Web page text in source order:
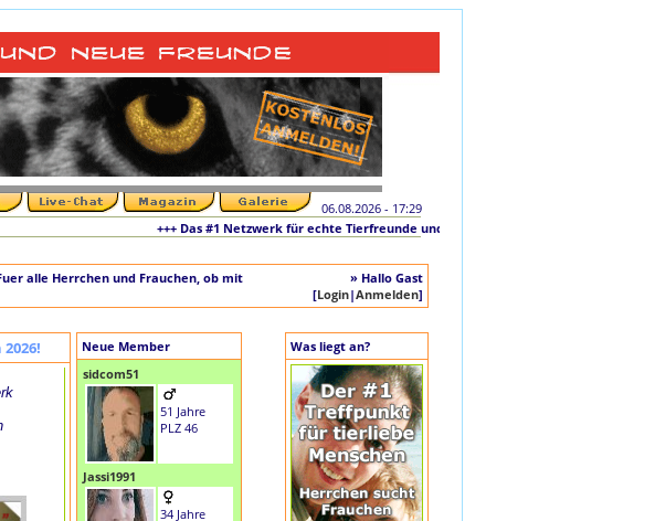
06.08.2026 - 17:29
+++ Das #1 Netzwerk für echte Tierfreunde und tierliebe Singles +++ Die originale
alle Herrchen und Frauchen, ob mit
» Hallo Gast
[Login|Anmelden]
Neue Member
sidcom51
51 Jahre
PLZ 46
Jassi1991
34 Jahre
Was liegt an?